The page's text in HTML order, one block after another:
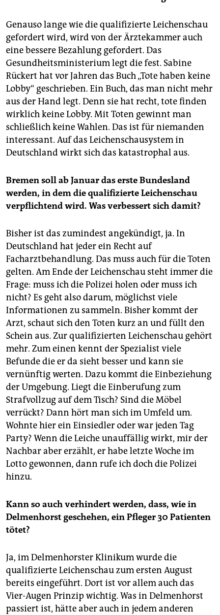
Genauso lange wie die qualifizierte Leichenschau
gefordert wird, wird von der Ärztekammer auch
eine bessere Bezahlung gefordert. Das
Gesundheitsministerium legt die fest. Sabine
Rückert hat vor Jahren das Buch „Tote haben keine
Lobby“ geschrieben. Ein Buch, das man nicht mehr
aus der Hand legt. Denn sie hat recht, tote finden
wirklich keine Lobby. Mit Toten gewinnt man
schließlich keine Wahlen. Das ist für niemanden
interessant. Auf das Leichenschausystem in
Deutschland wirkt sich das katastrophal aus.
Bremen soll ab Januar das erste Bundesland
werden, in dem die qualifizierte Leichenschau
verpflichtend wird. Was verbessert sich damit?
Bisher ist das zumindest angekündigt, ja. In
Deutschland hat jeder ein Recht auf
Facharztbehandlung. Das muss auch für die Toten
gelten. Am Ende der Leichenschau steht immer die
Frage: muss ich die Polizei holen oder muss ich
nicht? Es geht also darum, möglichst viele
Informationen zu sammeln. Bisher kommt der
Arzt, schaut sich den Toten kurz an und füllt den
Schein aus. Zur qualifizierten Leichenschau gehört
mehr. Zum einen kennt der Spezialist viele
Befunde die er da sieht besser und kann sie
vernünftig werten. Dazu kommt die Einbeziehung
der Umgebung. Liegt die Einberufung zum
Strafvollzug auf dem Tisch? Sind die Möbel
verrückt? Dann hört man sich im Umfeld um.
Wohnte hier ein Einsiedler oder war jeden Tag
Party? Wenn die Leiche unauffällig wirkt, mir der
Nachbar aber erzählt, er habe letzte Woche im
Lotto gewonnen, dann rufe ich doch die Polizei
hinzu.
Kann so auch verhindert werden, dass, wie in
Delmenhorst geschehen, ein Pfleger 30 Patienten
tötet?
Ja, im Delmenhorster Klinikum wurde die
qualifizierte Leichenschau zum ersten August
bereits eingeführt. Dort ist vor allem auch das
Vier-Augen Prinzip wichtig. Was in Delmenhorst
passiert ist, hätte aber auch in jedem anderen